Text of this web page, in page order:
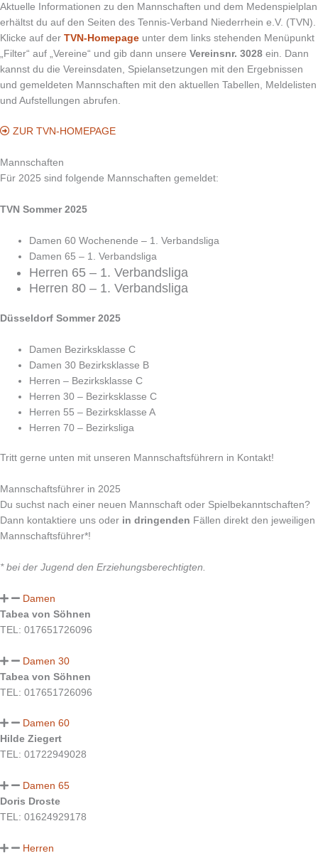
Aktuelle Informationen zu den Mannschaften und dem Medenspielplan
erhältst du auf den Seiten des Tennis-Verband Niederrhein e.V. (TVN).
Klicke auf der TVN-Homepage unter dem links stehenden Menüpunkt
„Filter“ auf „Vereine“ und gib dann unsere Vereinsnr. 3028 ein. Dann
kannst du die Vereinsdaten, Spielansetzungen mit den Ergebnissen
und gemeldeten Mannschaften mit den aktuellen Tabellen, Meldelisten
und Aufstellungen abrufen.
ZUR TVN-HOMEPAGE
Mannschaften
Für 2025 sind folgende Mannschaften gemeldet:
TVN Sommer 2025
Damen 60 Wochenende – 1. Verbandsliga
Damen 65 – 1. Verbandsliga
Herren 65 – 1. Verbandsliga
Herren 80 – 1. Verbandsliga
Düsseldorf Sommer 2025
Damen Bezirksklasse C
Damen 30 Bezirksklasse B
Herren – Bezirksklasse C
Herren 30 – Bezirksklasse C
Herren 55 – Bezirksklasse A
Herren 70 – Bezirksliga
Tritt gerne unten mit unseren Mannschaftsführern in Kontakt!
Mannschaftsführer in 2025
Du suchst nach einer neuen Mannschaft oder Spielbekanntschaften?
Dann kontaktiere uns oder in dringenden Fällen direkt den jeweiligen
Mannschaftsführer*!
* bei der Jugend den Erziehungsberechtigten.
Damen
Tabea von Söhnen
TEL: 017651726096
Damen 30
Tabea von Söhnen
TEL: 017651726096
Damen 60
Hilde Ziegert
TEL: 01722949028
Damen 65
Doris Droste
TEL: 01624929178
Herren